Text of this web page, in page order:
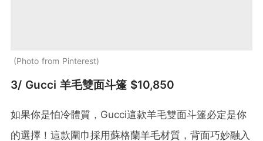
Photo from Pinterest
3/ Gucci 羊毛雙面斗篷 $10,850
如果你是怕冷體質，Gucci這款羊毛雙面斗篷必定是你
的選擇！這款圍巾採用蘇格蘭羊毛材質，背面巧妙融入